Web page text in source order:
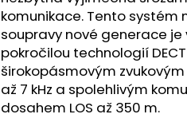
komunikace. Tento systém
soupravy nové generace je
pokročilou technologií
širokopásmovým zvukovým
až 7 kHz a spolehlivým
dosahem LOS až 350 m.